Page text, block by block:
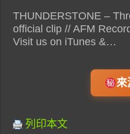
THUNDERSTONE –
official clip // AFM
Visit us on iTunes &…
來
列印本文